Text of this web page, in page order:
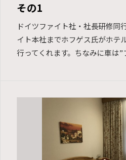
その1
ドイツファイト社・社長研修同
イト本社までホフゲス氏がホテ
行ってくれます。ちなみに車